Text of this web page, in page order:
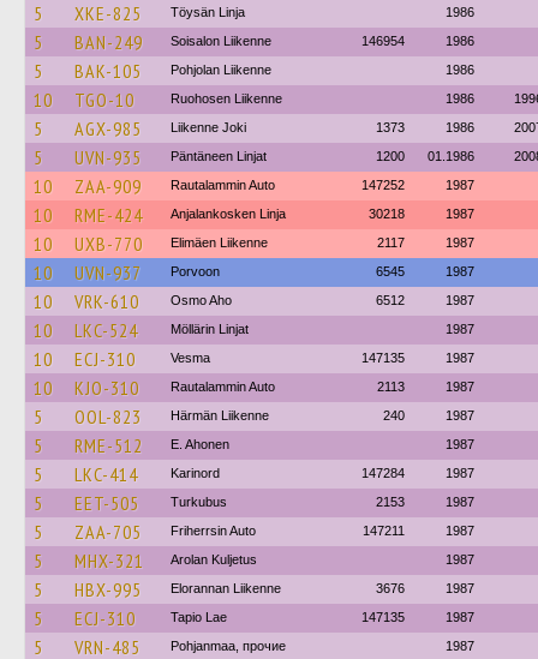
5 XKE-825 Töysän Linja 1986
5 BAN-249 Soisalon Liikenne 146954 1986
5 BAK-105 Pohjolan Liikenne 1986
10 TGO-10 Ruohosen Liikenne 1986
5 AGX-985 Liikenne Joki 1373 1986
5 UVN-935 Päntäneen Linjat 1200 01.1986
10 ZAA-909 Rautalammin Auto 147252 1987
10 RME-424 Anjalankosken Linja 30218 1987
10 UXB-770 Elimäen Liikenne 2117 1987
10 UVN-937 Porvoon 6545 1987
10 VRK-610 Osmo Aho 6512 1987
10 LKC-524 Möllärin Linjat 1987
10 ECJ-310 Vesma 147135 1987
10 KJO-310 Rautalammin Auto 2113 1987
5 OOL-823 Härmän Liikenne 240 1987
5 RME-512 E. Ahonen 1987
5 LKC-414 Karinord 147284 1987
5 EET-505 Turkubus 2153 1987
5 ZAA-705 Friherrsin Auto 147211 1987
5 MHX-321 Arolan Kuljetus 1987
5 HBX-995 Elorannan Liikenne 3676 1987
5 ECJ-310 Tapio Lae 147135 1987
5 VRN-485 Pohjanmaa, прочие 1987